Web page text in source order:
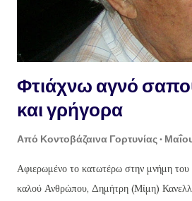
Φτιάχνω αγνό
και γρήγορα
Από Κοντοβάζαινα Γορτυνίας
Αφιερωμένο το κατωτέρω στην μνήμη του
καλού Ανθρώπου, Δημήτρη (Μίμη)